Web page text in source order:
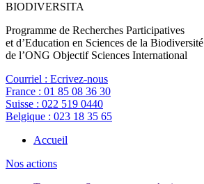
BIODIVERSITA
Programme de Recherches Participatives
et d’Education en Sciences de la Biodiversité
de l’ONG Objectif Sciences International
Courriel : Ecrivez-nous
France : 01 85 08 36 30
Suisse : 022 519 0440
Belgique : 023 18 35 65
Accueil
Nos actions